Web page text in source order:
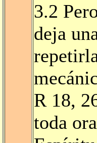
3.2
deja
R 18,
toda